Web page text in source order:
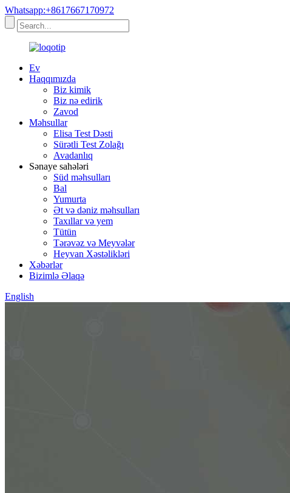
Whatsapp:+8617667170972
Ev
Haqqımızda
Biz kimik
Biz nə edirik
Zavod
Məhsullar
Elisa Test Dəsti
Sürətli Test Zolağı
Avadanlıq
Sənaye sahələri
Süd məhsulları
Bal
Yumurta
Ət və dəniz məhsulları
Taxıllar və yem
Tütün
Tərəvəz və Meyvələr
Heyvan Xəstəlikləri
Xəbərlər
Bizimlə Əlaqə
English